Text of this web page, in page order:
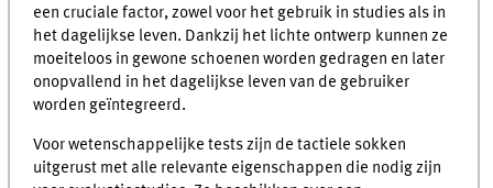
een cruciale factor, zowel voor het gebruik in studies als in
het dagelijkse leven. Dankzij het lichte ontwerp kunnen ze
moeiteloos in gewone schoenen worden gedragen en later
onopvallend in het dagelijkse leven van de gebruiker
worden geïntegreerd.
Voor wetenschappelijke tests zijn de tactiele sokken
uitgerust met alle relevante eigenschappen die nodig zijn